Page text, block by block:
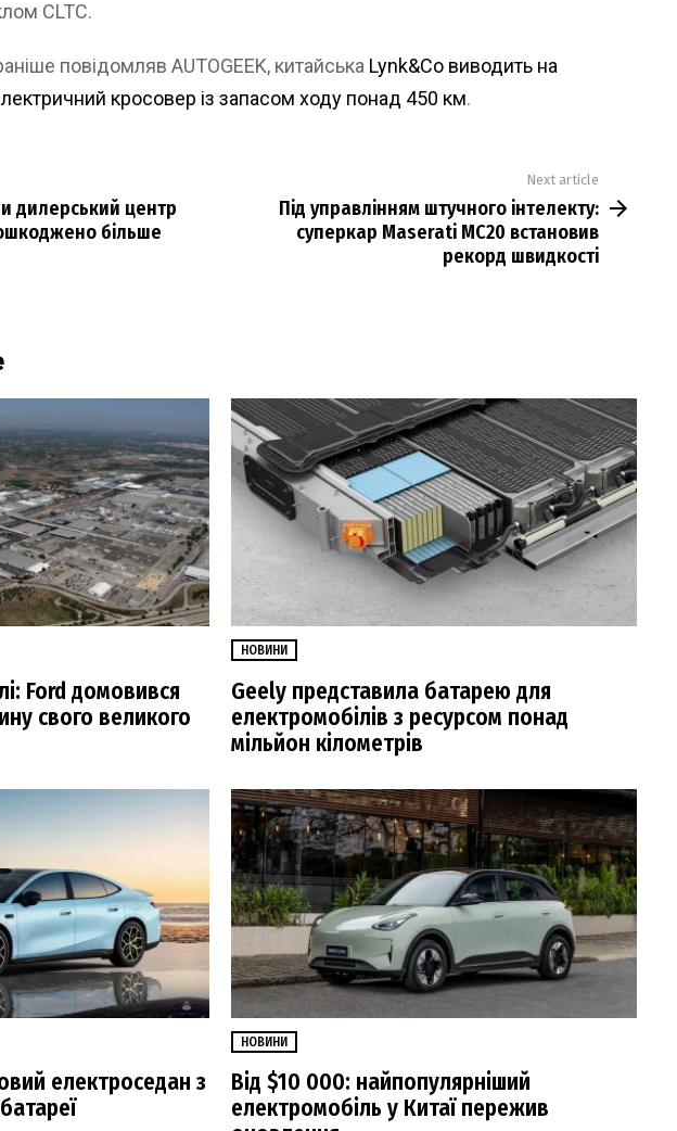
CLTC.
повідомляв AUTOGEEK, китайська Lynk&Co виводить на
кросовер із запасом ходу понад 450 км.
дилерський центр
більше
Next article
Під управлінням штучного інтелекту:
суперкар Maserati MC20 встановив
рекорд швидкості
Ford домовився
свого великого
НОВИНИ
Geely представила батарею для
електромобілів з ресурсом понад
мільйон кілометрів
електроседан з
НОВИНИ
Від $10 000: найпопулярніший
електромобіль у Китаї пережив